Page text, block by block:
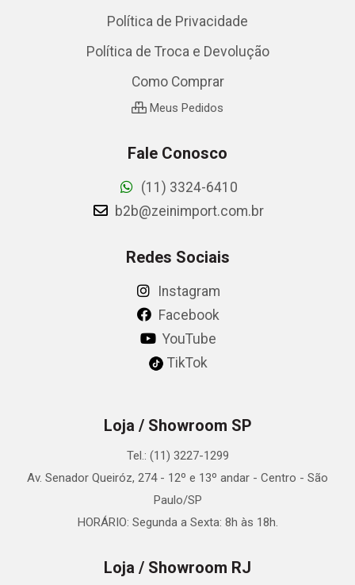
Política de Privacidade
Política de Troca e Devolução
Como Comprar
Meus Pedidos
Fale Conosco
(11) 3324-6410
b2b@zeinimport.com.br
Redes Sociais
Instagram
Facebook
YouTube
TikTok
Loja / Showroom SP
Tel.: (11) 3227-1299
Av. Senador Queiróz, 274 - 12º e 13º andar - Centro - São
Paulo/SP
HORÁRIO: Segunda a Sexta: 8h às 18h.
Loja / Showroom RJ